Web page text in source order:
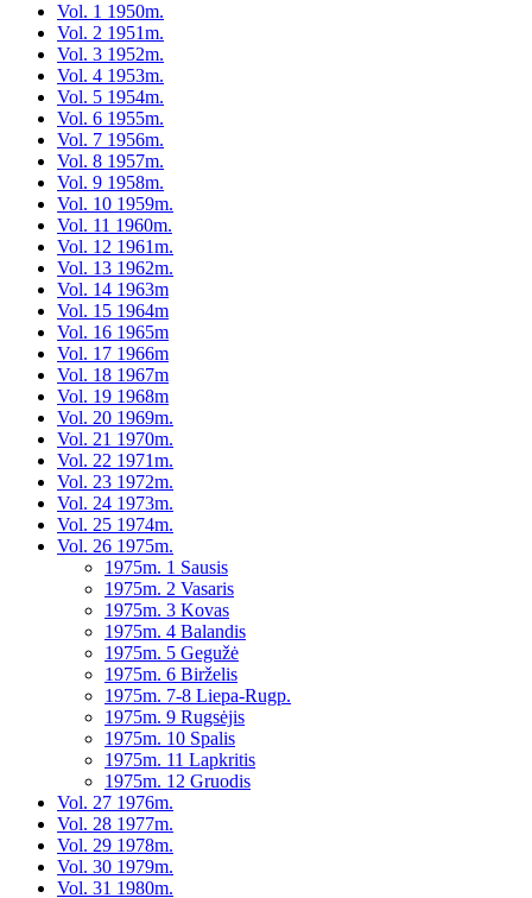
Vol. 1 1950m.
Vol. 2 1951m.
Vol. 3 1952m.
Vol. 4 1953m.
Vol. 5 1954m.
Vol. 6 1955m.
Vol. 7 1956m.
Vol. 8 1957m.
Vol. 9 1958m.
Vol. 10 1959m.
Vol. 11 1960m.
Vol. 12 1961m.
Vol. 13 1962m.
Vol. 14 1963m
Vol. 15 1964m
Vol. 16 1965m
Vol. 17 1966m
Vol. 18 1967m
Vol. 19 1968m
Vol. 20 1969m.
Vol. 21 1970m.
Vol. 22 1971m.
Vol. 23 1972m.
Vol. 24 1973m.
Vol. 25 1974m.
Vol. 26 1975m.
1975m. 1 Sausis
1975m. 2 Vasaris
1975m. 3 Kovas
1975m. 4 Balandis
1975m. 5 Gegužė
1975m. 6 Birželis
1975m. 7-8 Liepa-Rugp.
1975m. 9 Rugsėjis
1975m. 10 Spalis
1975m. 11 Lapkritis
1975m. 12 Gruodis
Vol. 27 1976m.
Vol. 28 1977m.
Vol. 29 1978m.
Vol. 30 1979m.
Vol. 31 1980m.